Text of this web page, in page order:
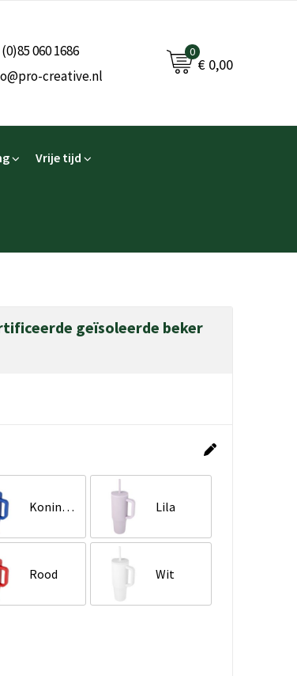
060 1686
creative.nl
0
€ 0,00
Vrije tijd
geïsoleerde beker
Koningsblauw Lila
Rood Wit